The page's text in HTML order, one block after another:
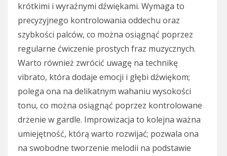
krótkimi i wyraźnymi dźwiękami. Wymaga to
precyzyjnego kontrolowania oddechu oraz
szybkości palców, co można osiągnąć poprzez
regularne ćwiczenie prostych fraz muzycznych.
Warto również zwrócić uwagę na technikę
vibrato, która dodaje emocji i głębi dźwiękom;
polega ona na delikatnym wahaniu wysokości
tonu, co można osiągnąć poprzez kontrolowane
drżenie w gardle. Improwizacja to kolejna ważna
umiejętność, którą warto rozwijać; pozwala ona
na swobodne tworzenie melodii na podstawie